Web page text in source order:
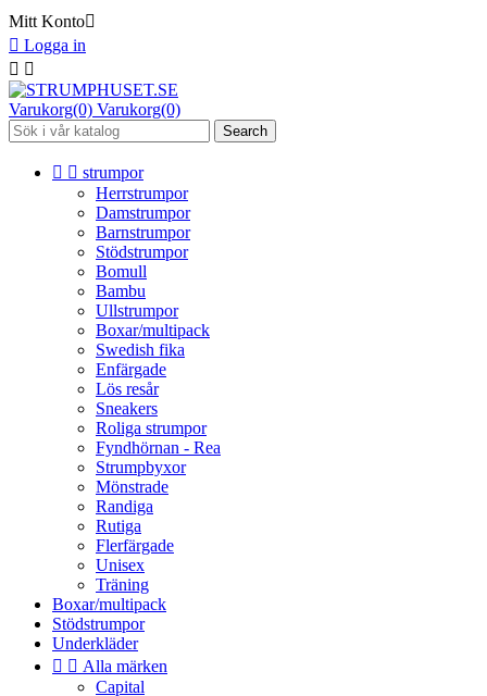
Mitt Konto
 Logga in
 
Varukorg(0) Varukorg(0)
Search
  strumpor
Herrstrumpor
Damstrumpor
Barnstrumpor
Stödstrumpor
Bomull
Bambu
Ullstrumpor
Boxar/multipack
Swedish fika
Enfärgade
Lös resår
Sneakers
Roliga strumpor
Fyndhörnan - Rea
Strumpbyxor
Mönstrade
Randiga
Rutiga
Flerfärgade
Unisex
Träning
Boxar/multipack
Stödstrumpor
Underkläder
  Alla märken
Capital